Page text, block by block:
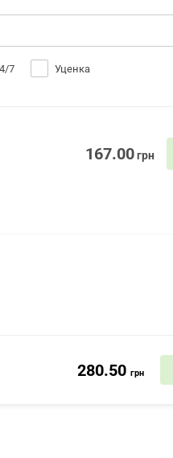
7 Уценка
167.00грн
280.50 грн